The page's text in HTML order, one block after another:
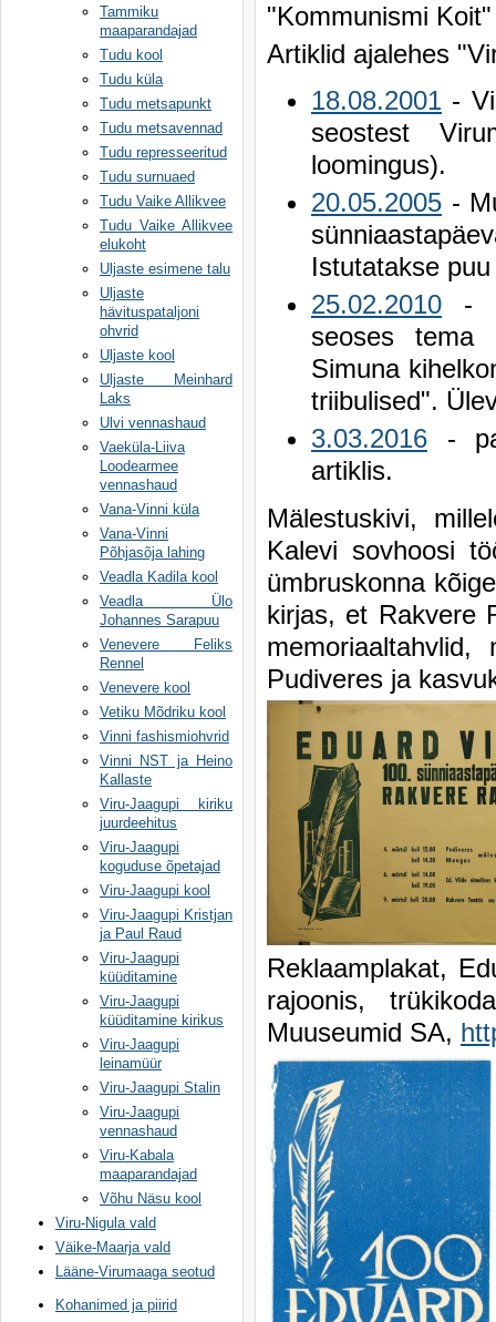
Tammiku
maaparandajad
Tudu kool
Tudu küla
Tudu metsapunkt
Tudu metsavennad
Tudu represseeritud
Tudu surnuaed
Tudu Vaike Allikvee
Tudu Vaike Allikvee
elukoht
Uljaste esimene talu
Uljaste
hävituspataljoni
ohvrid
Uljaste kool
Uljaste Meinhard
Laks
Ulvi vennashaud
Vaeküla-Liiva
Loodearmee
vennashaud
Vana-Vinni küla
Vana-Vinni
Põhjasõja lahing
Veadla Kadila kool
Veadla Ülo
Johannes Sarapuu
Venevere Feliks
Rennel
Venevere kool
Vetiku Mõdriku kool
Vinni fashismiohvrid
Vinni NST ja Heino
Kallaste
Viru-Jaagupi kiriku
juurdeehitus
Viru-Jaagupi
koguduse õpetajad
Viru-Jaagupi kool
Viru-Jaagupi Kristjan
ja Paul Raud
Viru-Jaagupi
küüditamine
Viru-Jaagupi
küüditamine kirikus
Viru-Jaagupi
leinamüür
Viru-Jaagupi Stalin
Viru-Jaagupi
vennashaud
Viru-Kabala
maaparandajad
Võhu Näsu kool
Viru-Nigula vald
Väike-Maarja vald
Lääne-Virumaaga seotud
Kohanimed ja piirid
"Kommunismi
Artiklid ajalehes
18.08.2001 -
seostest
loomingus).
20.05.2005 -
Istutatakse
25.02.2010 -
seoses tema
Simuna
triibulised".
3.03.2016 -
artiklis.
Mälestuskivi,
Kalevi sovhoosi
ümbruskonna
kirjas, et Rakvere
Pudiveres ja
Reklaamplakat,
rajoonis,
Muuseumid SA,